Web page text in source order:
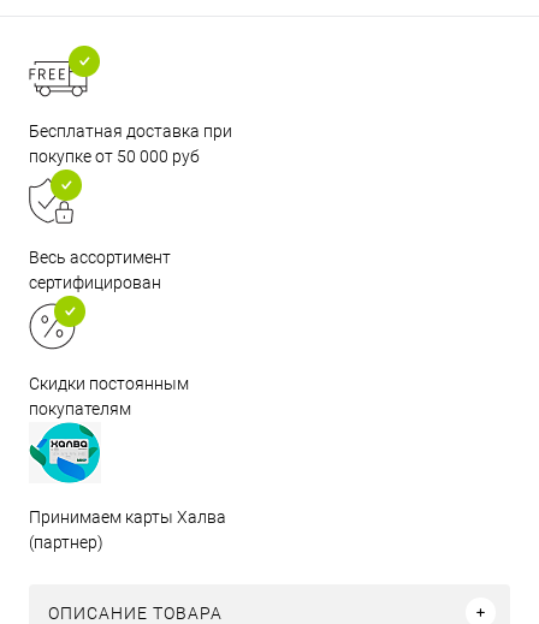
Бесплатная доставка при
покупке от 50 000 руб
Весь ассортимент
сертифицирован
Скидки постоянным
покупателям
Принимаем карты Халва
(партнер)
ОПИСАНИЕ ТОВАРА